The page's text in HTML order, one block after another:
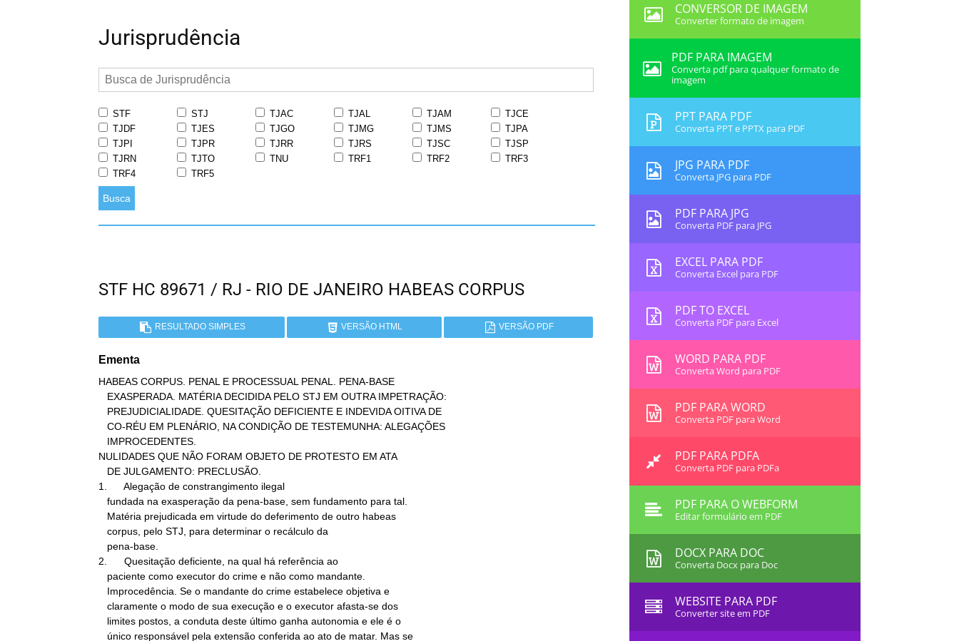
Jurisprudência
STF STJ TJAC TJAL TJAM
TJCE
TJDF
TJES TJGO TJMG TJMS
TJPA
TJPI
TJPR TJRR TJRS TJSC
TJSP
TJRN
TJTO TNU TRF1 TRF2
TRF3
TRF4
TRF5
Busca
STF HC 89671 / RJ - RIO DE JANEIRO HABEAS CORPUS
RESULTADO SIMPLES VERSÃO HTML VERSÃO PDF
Ementa
HABEAS CORPUS. PENAL E PROCESSUAL PENAL. PENA-BASE
NULIDADES QUE NÃO FORAM OBJETO DE PROTESTO EM ATA
1.      Alegação de constrangimento ilegal
2.      Quesitação deficiente, na qual há referência ao
CONVERSOR DE IMAGEM
Converter formato de imagem
PDF PARA IMAGEM
Converta pdf para qualquer formato de
imagem
PPT PARA PDF
Converta PPT e PPTX para PDF
JPG PARA PDF
Converta JPG para PDF
PDF PARA JPG
Converta PDF para JPG
EXCEL PARA PDF
Converta Excel para PDF
PDF TO EXCEL
Converta PDF para Excel
WORD PARA PDF
Converta Word para PDF
PDF PARA WORD
Converta PDF para Word
PDF PARA PDFA
Converta PDF para PDFa
PDF PARA O WEBFORM
Editar formulário em PDF
DOCX PARA DOC
Converta Docx para Doc
WEBSITE PARA PDF
Converter site em PDF